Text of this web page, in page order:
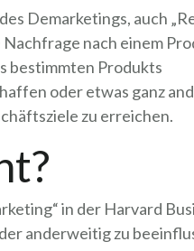
Demarketings, auch
nach einem
bestimmten Produkts
oder etwas ganz
zu erreichen.
in der Harvard
anderweitig zu